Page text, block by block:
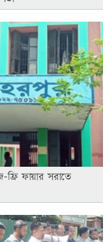
ফ্রি ফায়ার সরাতে